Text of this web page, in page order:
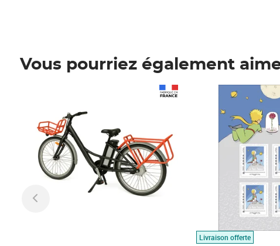
Vous pourriez également
Livraison offerte
Prix 7,50€